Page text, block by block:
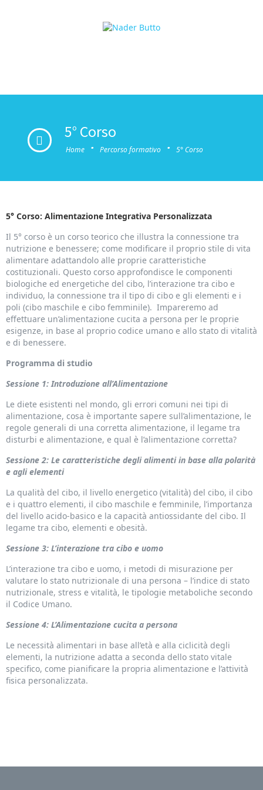
5° Corso
Home · Percorso formativo · 5° Corso
5° Corso: Alimentazione Integrativa Personalizzata
Il 5° corso è un corso teorico che illustra la connessione tra
nutrizione e benessere; come modificare il proprio stile di vita
alimentare adattandolo alle proprie caratteristiche
costituzionali. Questo corso approfondisce le componenti
biologiche ed energetiche del cibo, l’interazione tra cibo e
individuo, la connessione tra il tipo di cibo e gli elementi e i
poli (cibo maschile e cibo femminile). Impareremo ad
effettuare un’alimentazione cucita a persona per le proprie
esigenze, in base al proprio codice umano e allo stato di vitalità
e di benessere.
Programma di studio
Sessione 1: Introduzione all’Alimentazione
Le diete esistenti nel mondo, gli errori comuni nei tipi di
alimentazione, cosa è importante sapere sull’alimentazione, le
regole generali di una corretta alimentazione, il legame tra
disturbi e alimentazione, e qual è l’alimentazione corretta?
Sessione 2: Le caratteristiche degli alimenti in base alla polarità
e agli elementi
La qualità del cibo, il livello energetico (vitalità) del cibo, il cibo
e i quattro elementi, il cibo maschile e femminile, l’importanza
del livello acido-basico e la capacità antiossidante del cibo. Il
legame tra cibo, elementi e obesità.
Sessione 3: L’interazione tra cibo e uomo
L’interazione tra cibo e uomo, i metodi di misurazione per
valutare lo stato nutrizionale di una persona – l’indice di stato
nutrizionale, stress e vitalità, le tipologie metaboliche secondo
il Codice Umano.
Sessione 4: L’Alimentazione cucita a persona
Le necessità alimentari in base all’età e alla ciclicità degli
elementi, la nutrizione adatta a seconda dello stato vitale
specifico, come pianificare la propria alimentazione e l’attività
fisica personalizzata.